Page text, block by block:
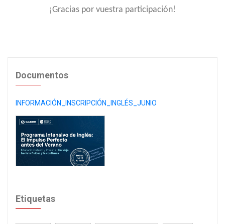
¡Gracias por vuestra participación!
Documentos
INFORMACIÓN_INSCRIPCIÓN_INGLÉS_JUNIO
Etiquetas